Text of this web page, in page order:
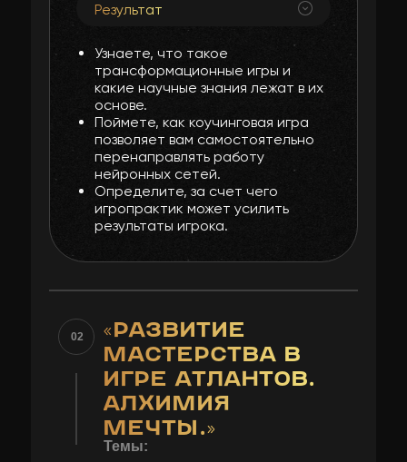
Темы:
«РАЗВИТИЕ
МАСТЕРСТВА В
ИГРЕ АТЛАНТОВ.
АЛХИМИЯ
МЕЧТЫ.»
02
Узнаете, что такое
трансформационные игры и
какие научные знания лежат в их
основе.
Поймете, как коучинговая игра
позволяет вам самостоятельно
перенаправлять работу
нейронных сетей.
Определите, за счет чего
игропрактик может усилить
результаты игрока.
Результат